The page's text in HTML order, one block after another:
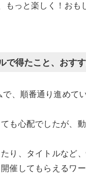
っと楽しく！おも
で得たこと、おす
、順番通り進めて
も心配でしたが、
り、タイトルなど
催してもらえるワ